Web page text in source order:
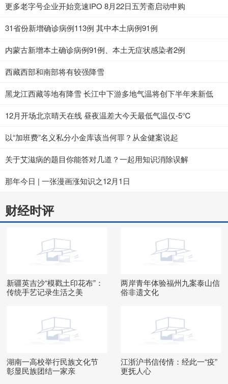
更多老字号企业开始竞速IPO 8月22日五芳斋启动申购
31省份新增确诊病例113例 其中本土病例91例
内蒙古新增本土确诊病例91例、本土无症状感染者2例
西藏西部和南部将有较强降雪
黑龙江西藏等地有降雪 长江中下游多地气温将创下半年来新低
12月开场北京晴天在线 昼夜温差大今天最低气温仅-5℃
以“加班费”名义私分小金库该当何罪？从金健案说起
关于艾滋病的题目你能答对几道？一起用知识消除误解
那年今日 | 一张漫画涨知识之12月1日
财经时评
新疆英吉沙“模戳土印花布”：
传统手艺记录生活之美
两岸青年体验福州九案泰山信
俗非遗文化
湖南一高校举行民族文化节
彰显民族团结一家亲
江浙沪书信传情：经此一“疫”
更抚人心